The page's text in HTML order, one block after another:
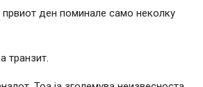
ден поминале само неколку
транзит.